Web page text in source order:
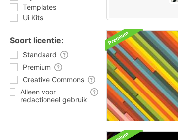
Templates
Ui Kits
Soort licentie:
Standaard
Premium
Creative Commons
Alleen voor
redactioneel gebruik